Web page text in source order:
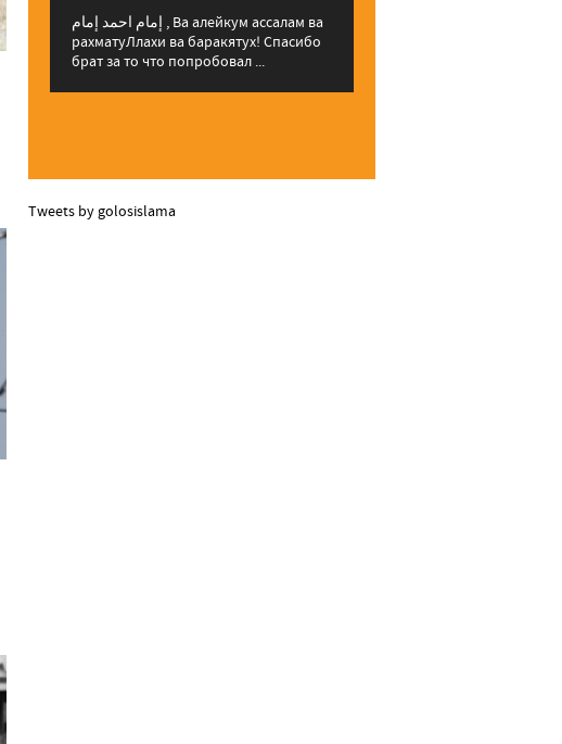
إمام احمد إمام , Ва алейкум ассалам ва
рахматуЛлахи ва баракятух! Спасибо
брат за то что попробовал ...
Tweets by golosislama